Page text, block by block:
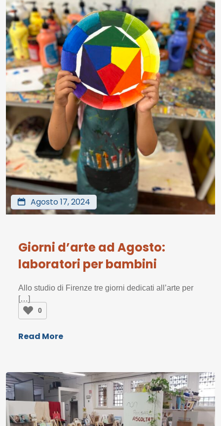
Agosto 17, 2024
Giorni d’arte ad Agosto:
laboratori per bambini
Allo studio di Firenze tre giorni dedicati all’arte per
[…]
0
Read More